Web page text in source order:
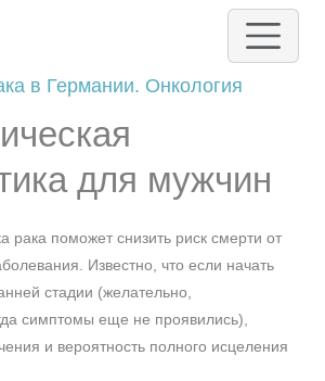
в Германии. Онкология
для мужчин
рака поможет снизить риск смерти от
Известно, что если начать
стадии (желательно,
симптомы еще не проявились),
и вероятность полного исцеления